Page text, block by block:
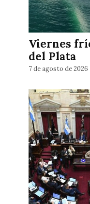
Viernes
del Plata
7 de agosto de 2026